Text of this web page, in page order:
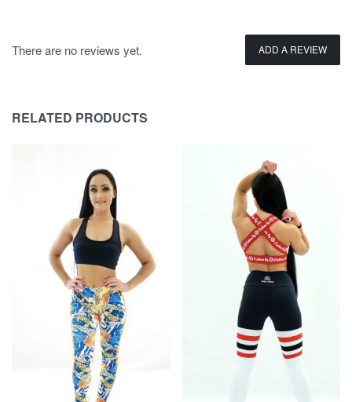
There are no reviews yet. ADD A REVIEW
RELATED PRODUCTS